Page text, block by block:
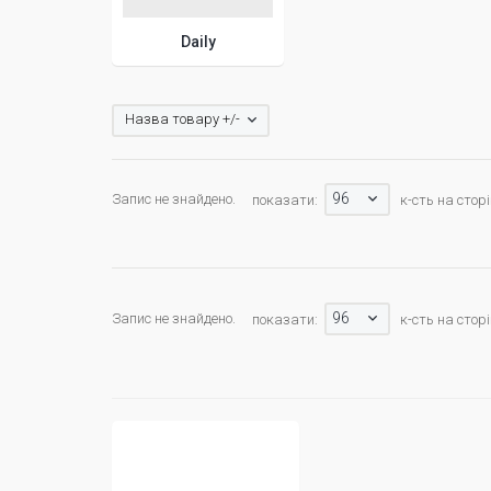
Daily
Назва товару +/-
Запис не знайдено. показати: 96 к-сть на
Запис не знайдено. показати: 96 к-сть на